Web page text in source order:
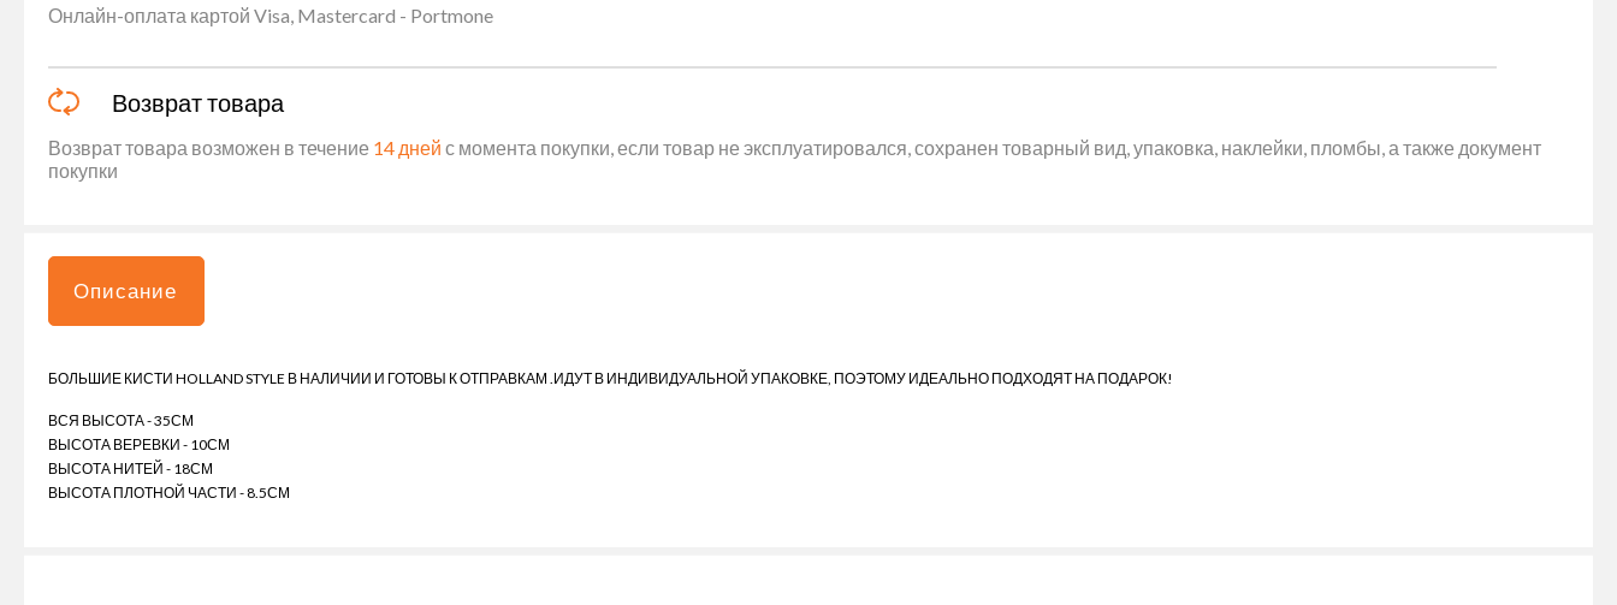
Онлайн-оплата картой Visa, Mastercard - Portmone
Возврат товара
Возврат товара возможен в течение 14 дней с момента покупки, если товар не эксплуатировался, сохранен товарный вид, упаковка, наклейки, пломбы, а также документ
покупки
Описание
БОЛЬШИЕ КИСТИ HOLLAND STYLE В НАЛИЧИИ И ГОТОВЫ К ОТПРАВКАМ .ИДУТ В ИНДИВИДУАЛЬНОЙ УПАКОВКЕ, ПОЭТОМУ ИДЕАЛЬНО ПОДХОДЯТ НА ПОДАРОК!
ВСЯ ВЫСОТА - 35СМ
ВЫСОТА ВЕРЕВКИ - 10СМ
ВЫСОТА НИТЕЙ - 18СМ
ВЫСОТА ПЛОТНОЙ ЧАСТИ - 8.5СМ